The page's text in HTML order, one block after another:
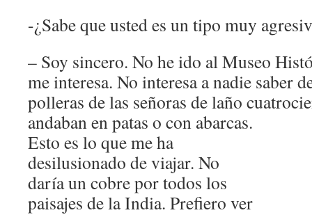
-¿Sabe que usted es un tipo muy
– Soy sincero. No he ido al Museo
me interesa. No interesa a nadie saber
polleras de las señoras de laño
andaban en patas o con abarcas.
Esto es lo que me ha
desilusionado de viajar. No
daría un cobre por todos los
paisajes de la India. Prefiero ver